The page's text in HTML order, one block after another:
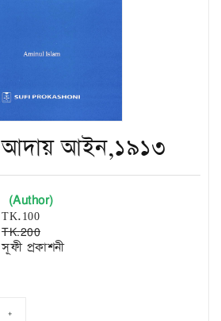
আদায় আইন,১৯১৩
(Author)
TK.100
TK.200
সূফী প্রকাশনী